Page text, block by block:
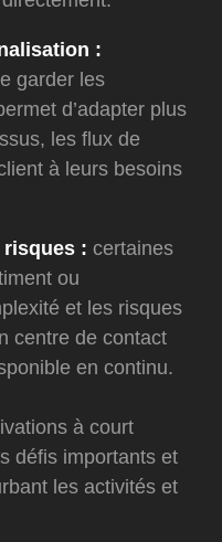
:
garder les
d’adapter plus
les flux de
à leurs besoins
: certaines
ou
et les risques
centre de contact
en continu.
à court
défis importants et
les activités et